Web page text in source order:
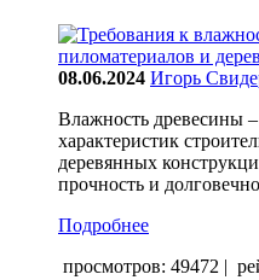
08.06.2024 Игорь
Влажность древесины
характеристик
деревянных
прочность и
Подробнее
просмотров: 49472 |